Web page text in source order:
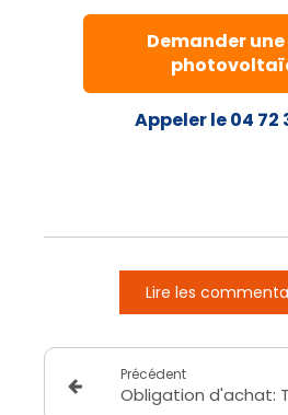
Demander
Appeler le 04 72
Lire les
Précédent